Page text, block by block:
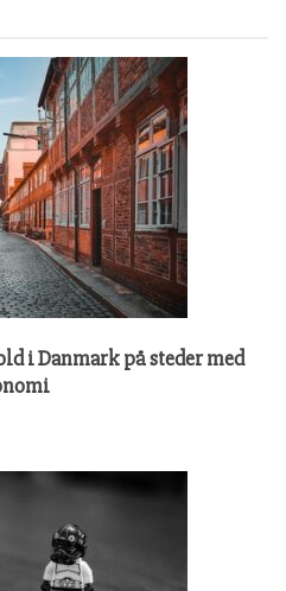
i Danmark på steder med